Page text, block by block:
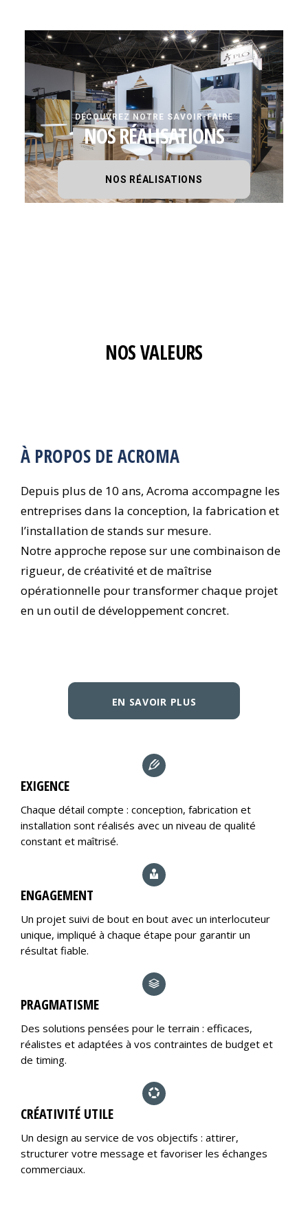
DÉCOUVREZ NOTRE SAVOIR-FAIRE
NOS RÉALISATIONS
NOS RÉALISATIONS
NOS VALEURS
À PROPOS DE ACROMA
Depuis plus de 10 ans, Acroma accompagne les
entreprises dans la conception, la fabrication et
l’installation de stands sur mesure.
Notre approche repose sur une combinaison de
rigueur, de créativité et de maîtrise
opérationnelle pour transformer chaque projet
en un outil de développement concret.
EN SAVOIR PLUS
EXIGENCE
Chaque détail compte : conception, fabrication et
installation sont réalisés avec un niveau de qualité
constant et maîtrisé.
ENGAGEMENT
Un projet suivi de bout en bout avec un interlocuteur
unique, impliqué à chaque étape pour garantir un
résultat fiable.
PRAGMATISME
Des solutions pensées pour le terrain : efficaces,
réalistes et adaptées à vos contraintes de budget et
de timing.
CRÉATIVITÉ UTILE
Un design au service de vos objectifs : attirer,
structurer votre message et favoriser les échanges
commerciaux.